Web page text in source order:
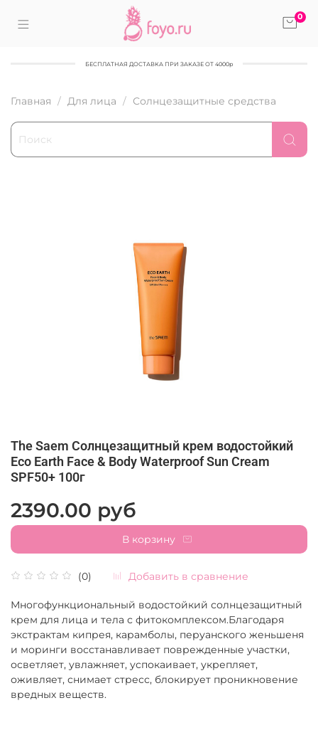
0
БЕСПЛАТНАЯ ДОСТАВКА ПРИ ЗАКАЗЕ ОТ 4000р
Главная Для лица Солнцезащитные средства
The Saem Солнцезащитный крем водостойкий
Eco Earth Face & Body Waterproof Sun Cream
SPF50+ 100г
(0) Добавить в сравнение
2390.00 руб
В корзину
Многофункциональный водостойкий солнцезащитный
крем для лица и тела с фитокомплексом.Благодаря
экстрактам кипрея, карамболы, перуанского женьшеня
и моринги восстанавливает поврежденные участки,
осветляет, увлажняет, успокаивает, укрепляет,
оживляет, снимает стресс, блокирует проникновение
вредных веществ.